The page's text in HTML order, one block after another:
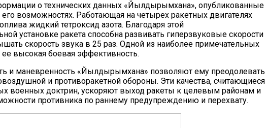
о технических данных «Йылдырымхана», опубликованные
возможностях. Работающая на четырех ракетных двигателях
жидкий тетроксид азота. Благодаря этой
установке ракета способна развивать гиперзвуковые скорости
скорость звука в 25 раз. Одной из наиболее примечательных
ее высокая боевая эффективность.
и маневренность «Йылдырымхана» позволяют ему преодолевать
и противоракетной обороны. Эти качества, считающиеся
военных доктрин, ускоряют выход ракеты к целевым районам и
противника по раннему предупреждению и перехвату.